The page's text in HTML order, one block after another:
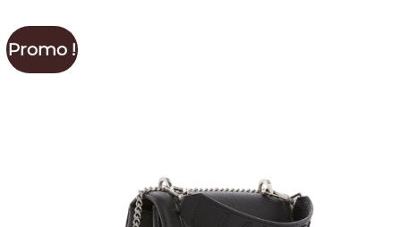
Promo !